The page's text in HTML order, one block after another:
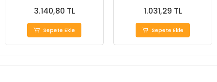
3.140,80 TL
Sepete Ekle
1.031,29 TL
Sepete Ekle